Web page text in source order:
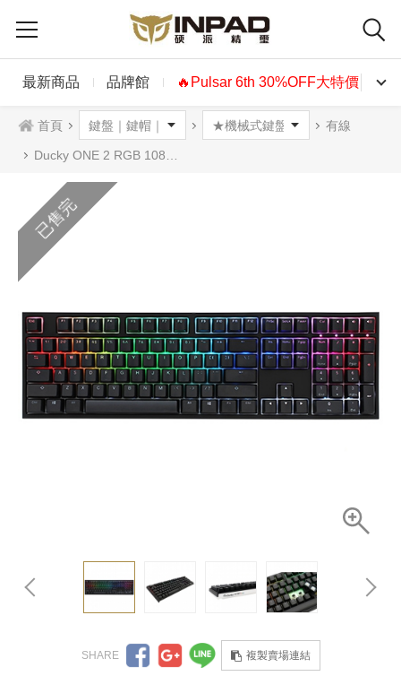
最新商品 品牌館 🔥Pulsar 6th 30%OFF大特價🔥
首頁 有線
Ducky ONE 2 RGB 108鍵 PBT二色鍵帽機械式鍵盤 中文 英文 6軸可選
已售完
複製賣場連結